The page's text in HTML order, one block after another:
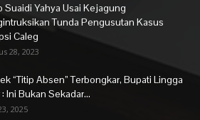
Suaidi Yahya Usai Kejagung
Tunda Pengusutan Kasus
Caleg
28, 2023
“Titip Absen” Terbongkar, Bupati Lingga
Ini Bukan Sekadar...
2025